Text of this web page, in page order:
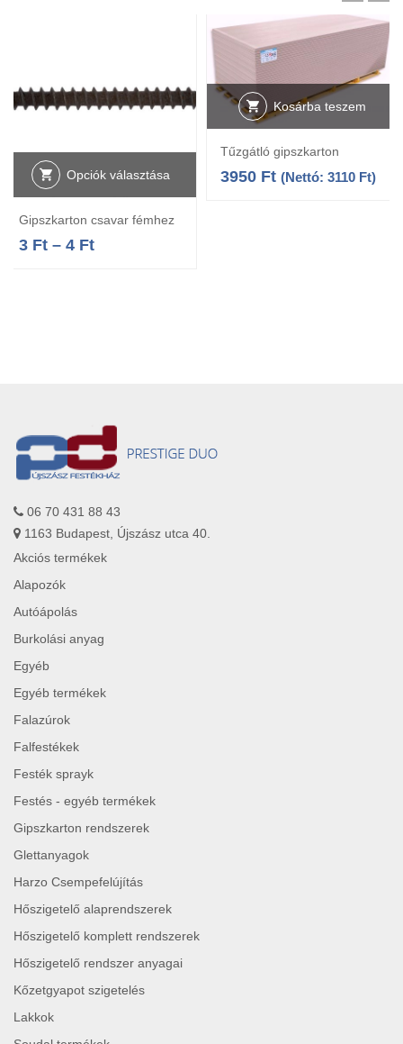
Opciók választása
Gipszkarton csavar fémhez
3 Ft – 4 Ft
Kosárba teszem
Tűzgátló gipszkarton
3950 Ft (Nettó: 3110 Ft)
06 70 431 88 43
1163 Budapest, Újszász utca 40.
Akciós termékek
Alapozók
Autóápolás
Burkolási anyag
Egyéb
Egyéb termékek
Falazúrok
Falfestékek
Festék sprayk
Festés - egyéb termékek
Gipszkarton rendszerek
Glettanyagok
Harzo Csempefelújítás
Hőszigetelő alaprendszerek
Hőszigetelő komplett rendszerek
Hőszigetelő rendszer anyagai
Kőzetgyapot szigetelés
Lakkok